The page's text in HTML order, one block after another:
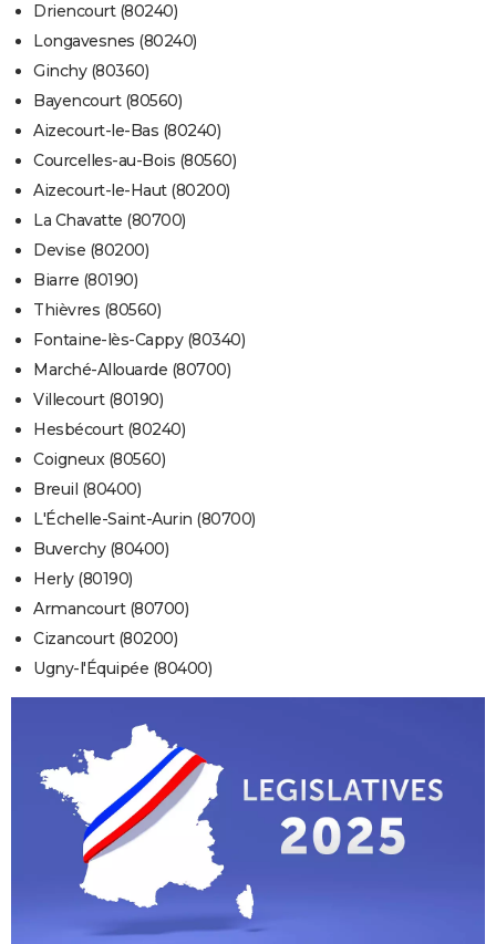
Driencourt (80240)
Longavesnes (80240)
Ginchy (80360)
Bayencourt (80560)
Aizecourt-le-Bas (80240)
Courcelles-au-Bois (80560)
Aizecourt-le-Haut (80200)
La Chavatte (80700)
Devise (80200)
Biarre (80190)
Thièvres (80560)
Fontaine-lès-Cappy (80340)
Marché-Allouarde (80700)
Villecourt (80190)
Hesbécourt (80240)
Coigneux (80560)
Breuil (80400)
L'Échelle-Saint-Aurin (80700)
Buverchy (80400)
Herly (80190)
Armancourt (80700)
Cizancourt (80200)
Ugny-l'Équipée (80400)